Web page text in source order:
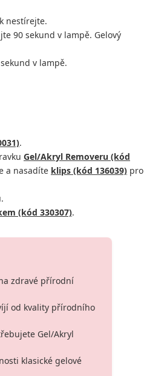
nestírejte.
90 sekund v lampě. Gelový
v lampě.
.
Gel/Akryl Removeru (kód
a nasadíte klips (kód 136039) pro
(kód 330307).
zdravé přírodní
od kvality přírodního
Gel/Akryl
klasické gelové